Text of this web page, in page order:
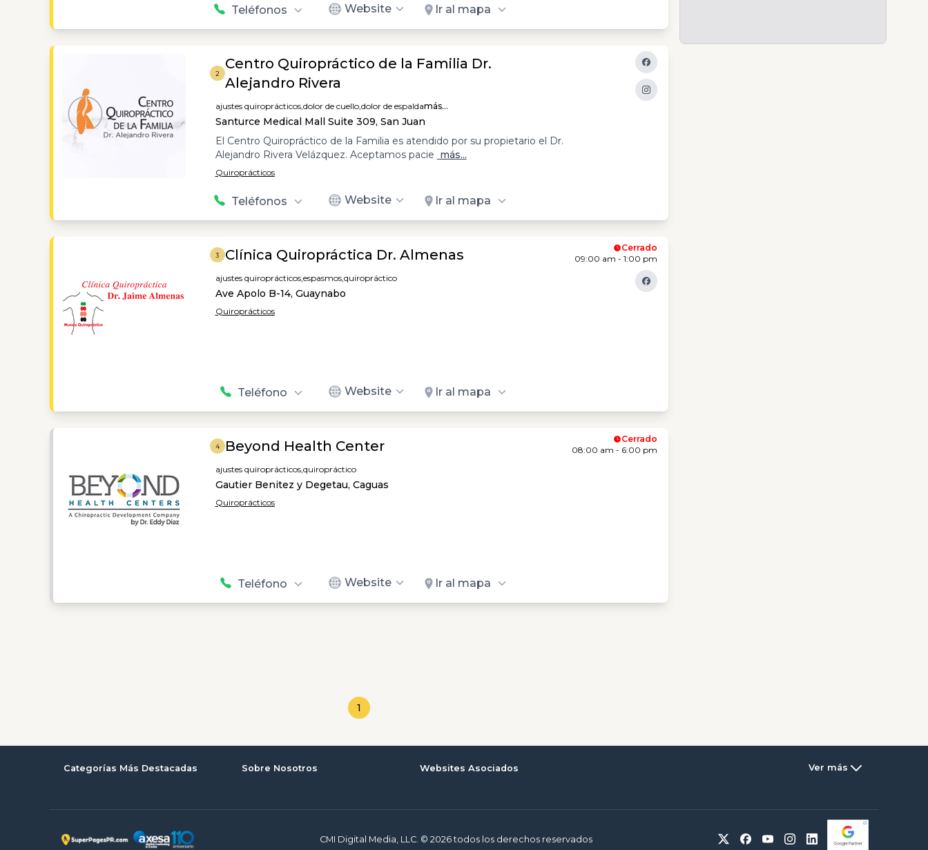
Teléfonos Website Ir al mapa
2
Centro Quiropráctico de la Familia Dr.
Alejandro Rivera
ajustes quiroprácticos,dolor de cuello,dolor de espaldamás...
Santurce Medical Mall Suite 309, San Juan
El Centro Quiropráctico de la Familia es atendido por su propietario el Dr.
Alejandro Rivera Velázquez. Aceptamos pacie más...
Quiroprácticos
Teléfonos Website Ir al mapa
3 Clínica Quiropráctica Dr. Almenas
ajustes quiroprácticos,espasmos,quiropráctico
Ave Apolo B-14, Guaynabo
Quiroprácticos
Teléfono Website Ir al mapa
Cerrado
09:00 am - 1:00 pm
4 Beyond Health Center
ajustes quiroprácticos,quiropráctico
Gautier Benitez y Degetau, Caguas
Quiroprácticos
Teléfono Website Ir al mapa
Cerrado
08:00 am - 6:00 pm
1
Categorías Más Destacadas Sobre Nosotros Websites Asociados Ver más
CMI Digital Media, LLC. © 2026 todos los derechos reservados